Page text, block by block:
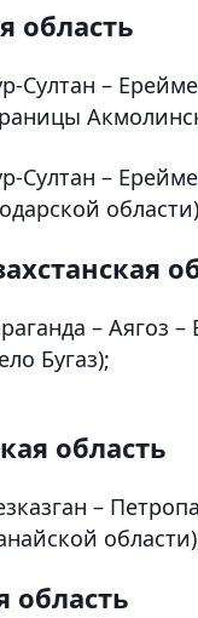
область
Султан –
Султан –
– Аягоз –
Бугаз);
область
–
область